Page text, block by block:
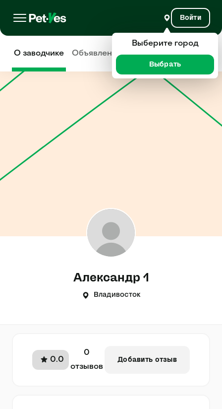
Войти
О заводчике Объявления Отзывы
Александр 1
Владивосток
0.0
0
отзывов
Добавить отзыв
Выберите город
Выбрать